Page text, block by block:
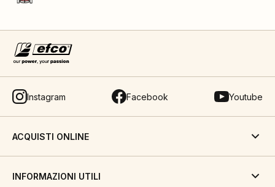
Instagram Facebook Youtube
ACQUISTI ONLINE
INFORMAZIONI UTILI